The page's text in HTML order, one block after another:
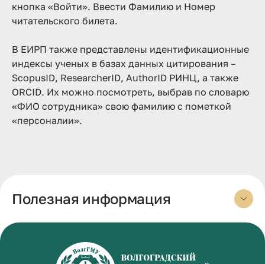
кнопка «Войти». Ввести Фамилию и Номер
читательского билета.
В ЕИРП также представлены идентификационные
индексы ученых в базах данных цитирования –
ScopusID, ResearcherID, AuthorID РИНЦ, а также
ORCID. Их можно посмотреть, выбрав по словарю
«ФИО сотрудника» свою фамилию с пометкой
«персоналии».
Полезная информация